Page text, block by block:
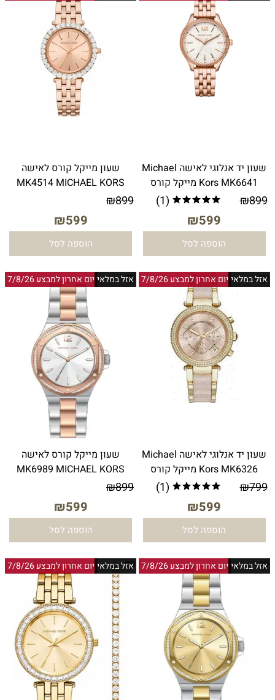
שעון יד אנלוגי לאישה Michael
Kors MK6641 מייקל קורס
₪899
₪599
(1)
הוספה לסל
שעון מייקל קורס לאישה
MK4514 MICHAEL KORS
₪899
₪599
הוספה לסל
יום אחרון למבצע 7/8/26אזל במלאי
שעון יד אנלוגי לאישה Michael
Kors MK6326 מייקל קורס
₪799
₪599
(1)
הוספה לסל
יום אחרון למבצע 7/8/26אזל במלאי
שעון מייקל קורס לאישה
MK6989 MICHAEL KORS
₪899
₪599
הוספה לסל
יום אחרון למבצע 7/8/26אזל במלאי יום אחרון למבצע 7/8/26אזל במלאי